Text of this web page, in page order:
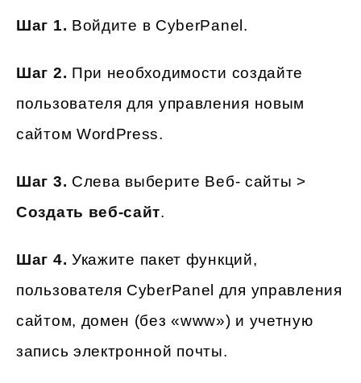
Шаг 1. Войдите в CyberPanel.
Шаг 2. При необходимости создайте
пользователя для управления новым
сайтом WordPress.
Шаг 3. Слева выберите Веб- сайты >
Создать веб-сайт.
Шаг 4. Укажите пакет функций,
пользователя CyberPanel для управления
сайтом, домен (без «www») и учетную
запись электронной почты.